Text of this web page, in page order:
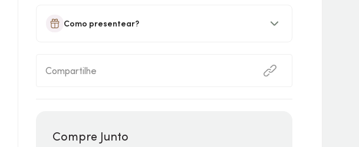
Como presentear?
Compartilhe
Compre Junto